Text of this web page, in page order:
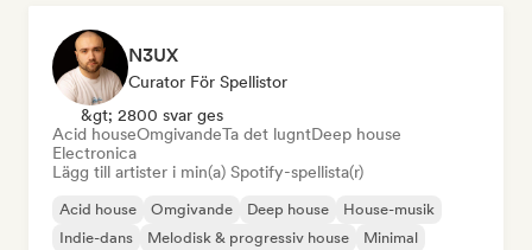
N3UX
Curator För Spellistor
&gt; 2800 svar ges
Acid houseOmgivandeTa det lugntDeep house
Electronica
Lägg till artister i min(a) Spotify-spellista(r)
Acid house Omgivande Deep house
House-musik
Indie-dans
Melodisk & progressiv house
Minimal